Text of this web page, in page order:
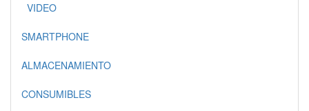
VIDEO
SMARTPHONE
ALMACENAMIENTO
CONSUMIBLES